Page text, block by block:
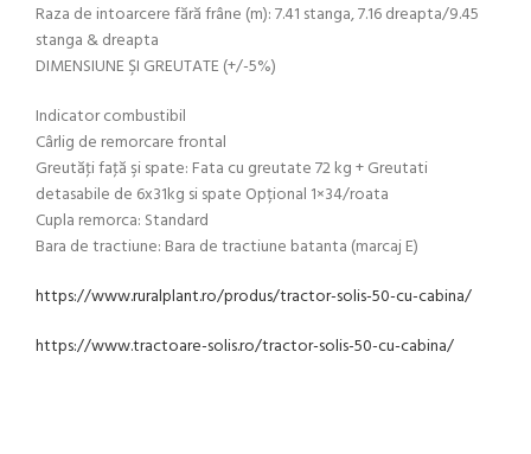
Raza de intoarcere fără frâne (m): 7.41 stanga, 7.16 dreapta/9.45
stanga & dreapta
DIMENSIUNE ŞI GREUTATE (+/-5%)
Indicator combustibil
Cârlig de remorcare frontal
Greutăţi faţă şi spate: Fata cu greutate 72 kg + Greutati
detasabile de 6x31kg si spate Opțional 1×34/roata
Cupla remorca: Standard
Bara de tractiune: Bara de tractiune batanta (marcaj E)
https://www.ruralplant.ro/produs/tractor-solis-50-cu-cabina/
https://www.tractoare-solis.ro/tractor-solis-50-cu-cabina/